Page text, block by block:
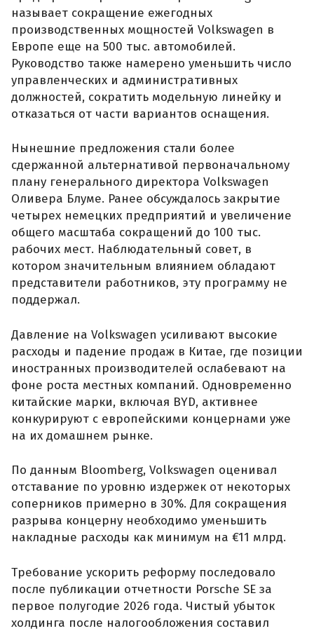
называет сокращение ежегодных
производственных мощностей Volkswagen в
Европе еще на 500 тыс. автомобилей.
Руководство также намерено уменьшить число
управленческих и административных
должностей, сократить модельную линейку и
отказаться от части вариантов оснащения.
Нынешние предложения стали более
сдержанной альтернативой первоначальному
плану генерального директора Volkswagen
Оливера Блуме. Ранее обсуждалось закрытие
четырех немецких предприятий и увеличение
общего масштаба сокращений до 100 тыс.
рабочих мест. Наблюдательный совет, в
котором значительным влиянием обладают
представители работников, эту программу не
поддержал.
Давление на Volkswagen усиливают высокие
расходы и падение продаж в Китае, где позиции
иностранных производителей ослабевают на
фоне роста местных компаний. Одновременно
китайские марки, включая BYD, активнее
конкурируют с европейскими концернами уже
на их домашнем рынке.
По данным Bloomberg, Volkswagen оценивал
отставание по уровню издержек от некоторых
соперников примерно в 30%. Для сокращения
разрыва концерну необходимо уменьшить
накладные расходы как минимум на €11 млрд.
Требование ускорить реформу последовало
после публикации отчетности Porsche SE за
первое полугодие 2026 года. Чистый убыток
холдинга после налогообложения составил